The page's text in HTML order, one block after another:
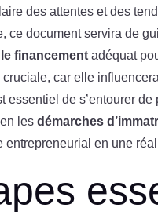
des attentes et des
ce document servira de
financement adéquat
car elle
essentiel de s’entourer
lesdémarches
entrepreneurial en une